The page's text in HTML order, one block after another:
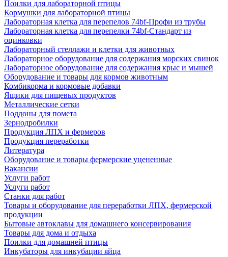
Поилки для лабораторной птицы
Кормушки для лабораторной птицы
Лабораторная клетка для перепелов 74bf-Профи из трубы
Лабораторная клетка для перепелки 74bf-Стандарт из
оцинковки
Лабораторный стеллажи и клетки для животных
Лабораторное оборудование для содержания морских свинок
Лабораторное оборудование для содержания крыс и мышей
Оборудование и товары для кормов животным
Комбикорма и кормовые добавки
Ящики для пищевых продуктов
Металлические сетки
Поддоны для помета
Зернодробилки
Продукция ЛПХ и фермеров
Продукция переработки
Литература
Оборудование и товары фермерские уцененные
Вакансии
Услуги работ
Услуги работ
Станки для работ
Товары и оборудование для переработки ЛПХ, фермерской
продукции
Бытовые автоклавы для домашнего консервирования
Товары для дома и отдыха
Поилки для домашней птицы
Инкубаторы для инкубации яйца